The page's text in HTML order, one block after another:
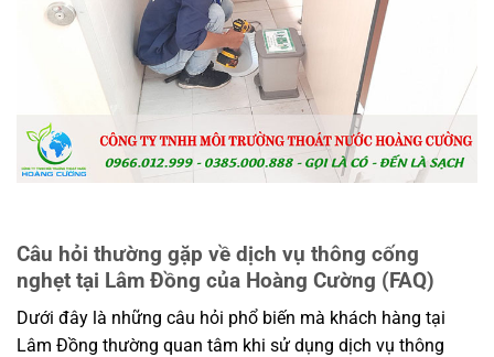
Câu hỏi thường gặp về dịch vụ thông cống
nghẹt tại Lâm Đồng của Hoàng Cường (FAQ)
Dưới đây là những câu hỏi phổ biến mà khách hàng tại
Lâm Đồng thường quan tâm khi sử dụng dịch vụ thông